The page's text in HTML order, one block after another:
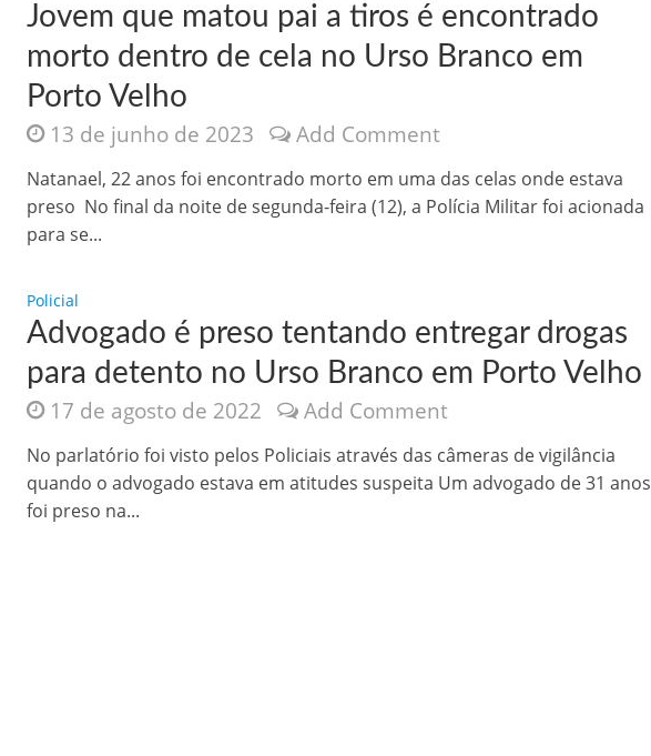
INTRIGANTE: 3 I Atlas intriga a Humanidade
Como o Cachorrinho Kong ajudou o Imperador Dom Pedro I na Independência do Brasil
Jovem que matou pai a tiros é encontrado
morto dentro de cela no Urso Branco em
Porto Velho
13 de junho de 2023 Add Comment
Natanael, 22 anos foi encontrado morto em uma das celas onde estava
preso No final da noite de segunda-feira (12), a Polícia Militar foi acionada
para se...
Policial
Advogado é preso tentando entregar drogas
para detento no Urso Branco em Porto Velho
17 de agosto de 2022 Add Comment
No parlatório foi visto pelos Policiais através das câmeras de vigilância
quando o advogado estava em atitudes suspeita Um advogado de 31 anos
foi preso na...